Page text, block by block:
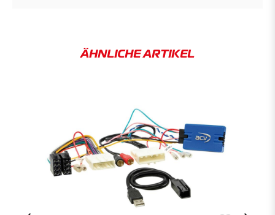
ÄHNLICHE ARTIKEL